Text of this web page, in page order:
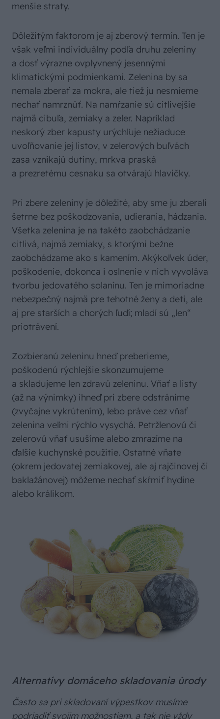
menšie straty.
Dôležitým faktorom je aj zberový termín. Ten je
však veľmi individuálny podľa druhu zeleniny
a dosť výrazne ovplyvnený jesennými
klimatickými podmienkami. Zelenina by sa
nemala zberať za mokra, ale tiež ju nesmieme
nechať namrznúť. Na namŕzanie sú citlivejšie
najmä cibuľa, zemiaky a zeler. Napríklad
neskorý zber kapusty urýchľuje nežiaduce
uvoľňovanie jej listov, v zelerových buľvách
zasa vznikajú dutiny, mrkva praská
a prezretému cesnaku sa otvárajú hlavičky.
Pri zbere zeleniny je dôležité, aby sme ju zberali
šetrne bez poškodzovania, udierania, hádzania.
Všetka zelenina je na takéto zaobchádzanie
citlivá, najmä zemiaky, s ktorými bežne
zaobchádzame ako s kamením. Akýkoľvek úder,
poškodenie, dokonca i oslnenie v nich vyvoláva
tvorbu jedovatého solanínu. Ten je mimoriadne
nebezpečný najmä pre tehotné ženy a deti, ale
aj pre starších a chorých ľudí; mladí sú „len“
priotrávení.
Zozbieranú zeleninu hneď preberieme,
poškodenú rýchlejšie skonzumujeme
a skladujeme len zdravú zeleninu. Vňať a listy
(až na výnimky) ihneď pri zbere odstránime
(zvyčajne vykrútením), lebo práve cez vňať
zelenina veľmi rýchlo vysychá. Petržlenovú či
zelerovú vňať usušíme alebo zmrazíme na
ďalšie kuchynské použitie. Ostatné vňate
(okrem jedovatej zemiakovej, ale aj rajčinovej či
baklažánovej) môžeme nechať skŕmiť hydine
alebo králikom.
Alternatívy domáceho skladovania úrody
Často sa pri skladovaní výpestkov musíme
podriadiť svojim možnostiam, a tak nie vždy